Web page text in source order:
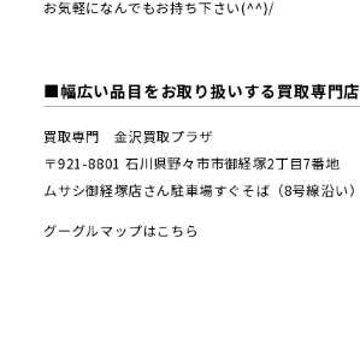
お気軽になんでもお持ち下さい(^^)/
■幅広い品目をお取り扱いする買取専門店
買取専門 金沢買取プラザ
〒921-8801 ⽯川県野々市市御経塚2丁⽬7番地
ムサシ御経塚店さん駐車場すぐそば（8号線沿い）
グーグルマップはこちら